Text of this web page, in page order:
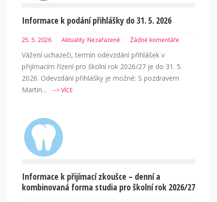
Informace k podání přihlášky do 31. 5. 2026
25. 5. 2026 Aktuality Nezařazené Žádné komentáře
Vážení uchazeči, termín odevzdání přihlášek v
přijímacím řízení pro školní rok 2026/27 je do 31. 5.
2026. Odevzdání přihlášky je možné: S pozdravem
Martin... --> VÍCE
Informace k přijímací zkoušce – denní a
kombinovaná forma studia pro školní rok 2026/27